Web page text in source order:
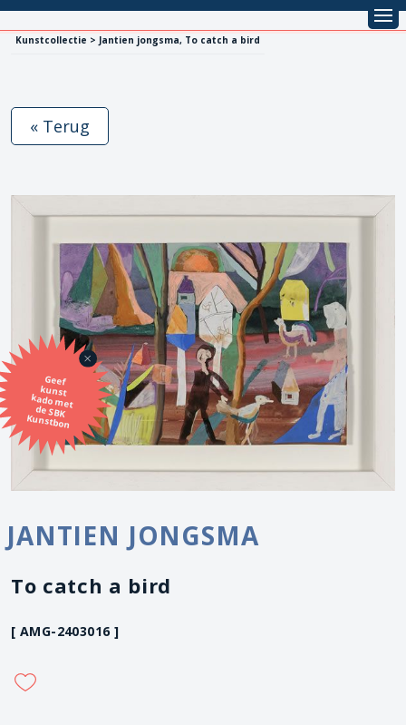
Kunstcollectie > Jantien jongsma, To catch a bird
Geef
kunst
kado met
de SBK
Kunstbon
« Terug
JANTIEN JONGSMA
To catch a bird
[ AMG-2403016 ]